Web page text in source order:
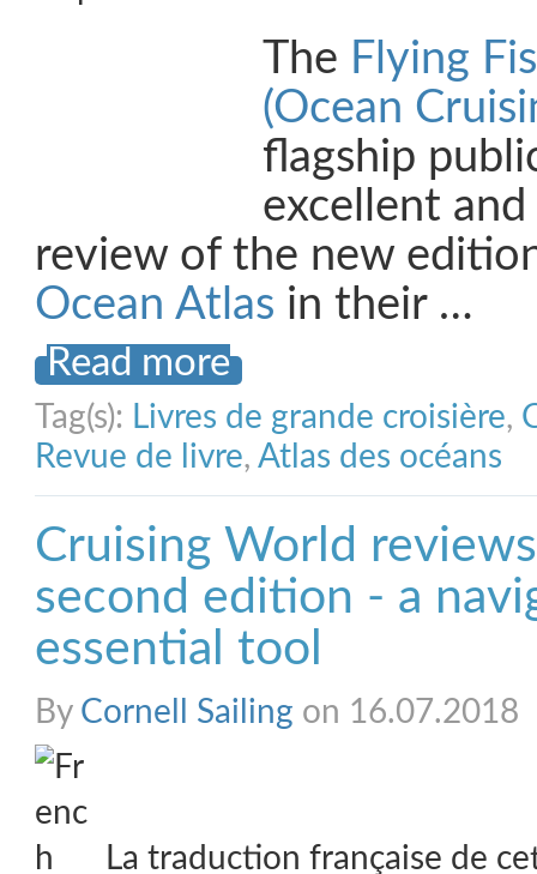
The Flying
(Ocean
flagship
excellent
review of the new
Ocean Atlas in their …
Read more
Tag(s): Livres de grande croisière,
Revue de livre, Atlas des océans
Cruising World
second edition - a
essential tool
By Cornell Sailing on 16.07.2018
La traduction française de